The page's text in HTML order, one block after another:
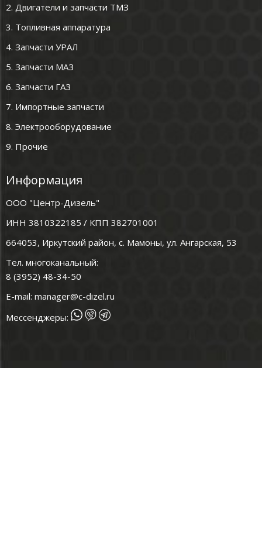
2. Двигатели и запчасти ТМЗ
3. Топливная аппаратура
4. Запчасти УРАЛ
5. Запчасти МАЗ
6. Запчасти ГАЗ
7. Импортные запчасти
8. Электрооборудование
9. Прочие
Информация
ООО "Центр-Дизель"
ИНН 3810322185 / КПП 382701001
664053, Иркутский район, с. Мамоны, ул. Ангарская, 53
Тел. многоканальный:
8 (3952) 48-34-50
E-mail: manager@c-dizel.ru
Мессенджеры: